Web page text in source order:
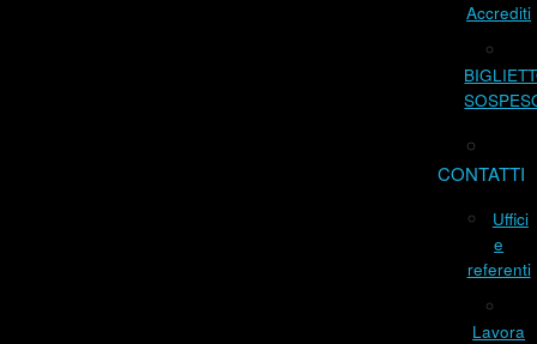
Accrediti
CONTATTI
Uffici
e
referenti
Lavora